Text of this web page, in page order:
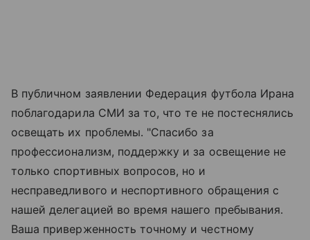
В публичном заявлении Федерация футбола Ирана
поблагодарила СМИ за то, что те не постеснялись
освещать их проблемы. "Спасибо за
профессионализм, поддержку и за освещение не
только спортивных вопросов, но и
несправедливого и неспортивного обращения с
нашей делегацией во время нашего пребывания.
Ваша приверженность точному и честному